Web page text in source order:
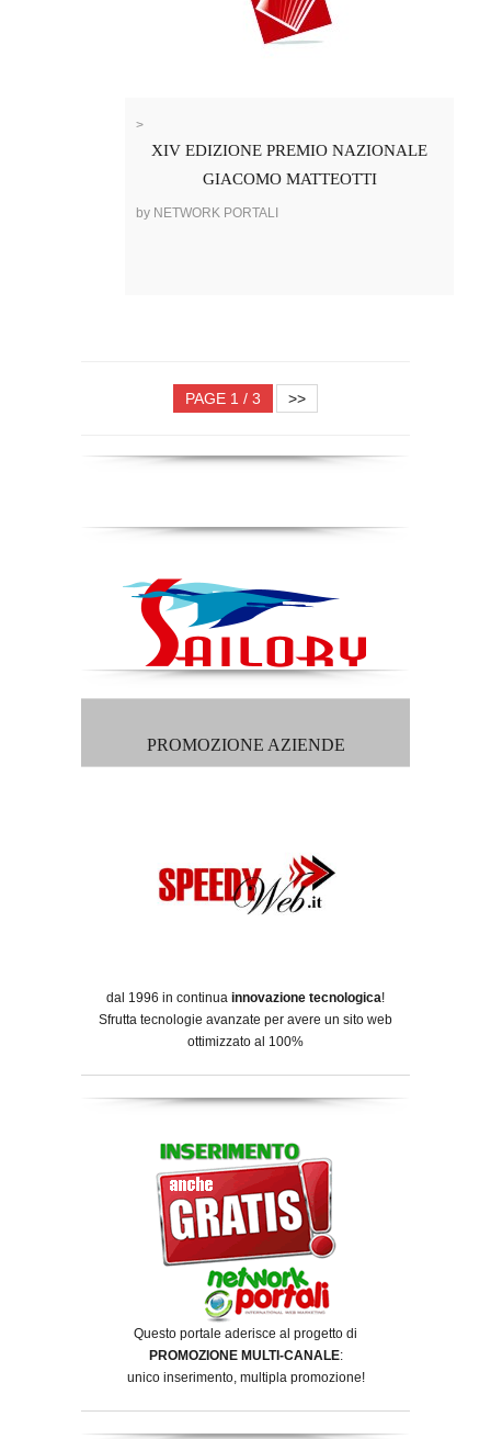
>
XIV EDIZIONE PREMIO NAZIONALE
GIACOMO MATTEOTTI
by NETWORK PORTALI
PAGE 1 / 3 >>
PROMOZIONE AZIENDE
dal 1996 in continua innovazione tecnologica!
Sfrutta tecnologie avanzate per avere un sito web
ottimizzato al 100%
Questo portale aderisce al progetto di
PROMOZIONE MULTI-CANALE:
unico inserimento, multipla promozione!